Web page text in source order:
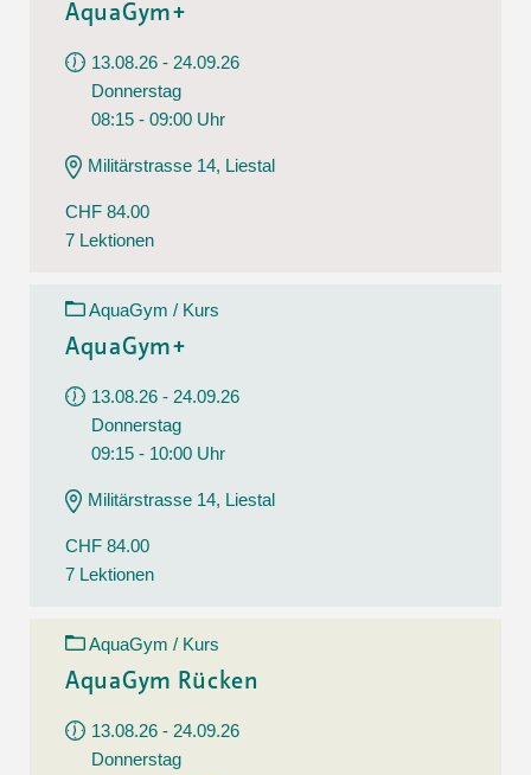
AquaGym+
13.08.26 - 24.09.26
Donnerstag
08:15 - 09:00 Uhr
Militärstrasse 14, Liestal
CHF 84.00
7 Lektionen
AquaGym / Kurs
AquaGym+
13.08.26 - 24.09.26
Donnerstag
09:15 - 10:00 Uhr
Militärstrasse 14, Liestal
CHF 84.00
7 Lektionen
AquaGym / Kurs
AquaGym Rücken
13.08.26 - 24.09.26
Donnerstag